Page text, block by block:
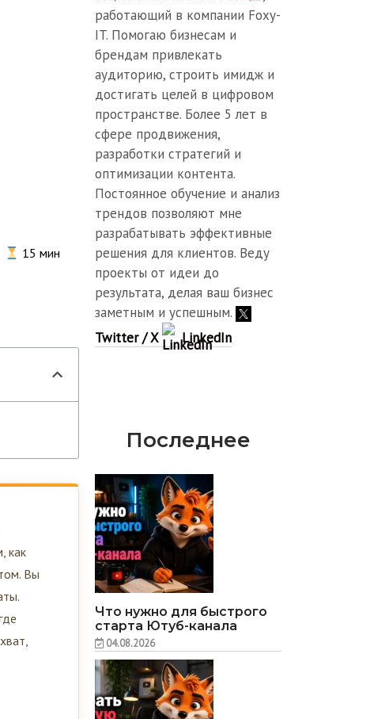
15 мин
Вы
работающий в компании Foxy-
IT. Помогаю бизнесам и
брендам привлекать
аудиторию, строить имидж и
достигать целей в цифровом
пространстве. Более 5 лет в
сфере продвижения,
разработки стратегий и
оптимизации контента.
Постоянное обучение и анализ
трендов позволяют мне
разрабатывать эффективные
решения для клиентов. Веду
проекты от идеи до
результата, делая ваш бизнес
заметным и успешным.
Twitter / X
LinkedIn
Последнее
Что нужно для быстрого
старта Ютуб-канала
04.08.2026